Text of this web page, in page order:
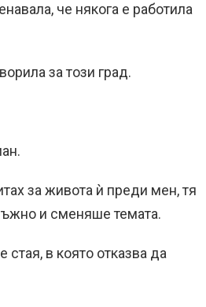
че някога е работила
за този град.
за живота ѝ преди мен, тя
и сменяше темата.
в която отказва да